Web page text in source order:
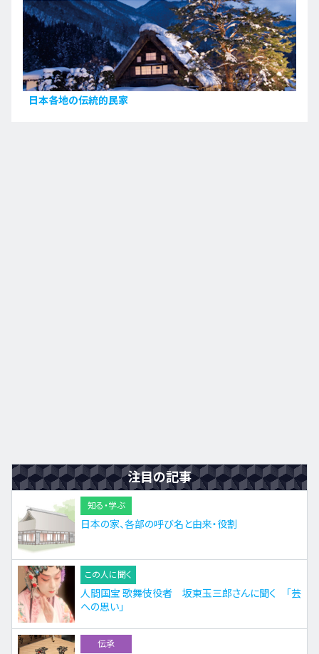
日本各地の伝統的民家
注目の記事
知る・学ぶ
日本の家、各部の呼び名と由来・役割
この人に聞く
人間国宝 歌舞伎役者 坂東玉三郎さんに聞く 「芸
への思い」
伝承